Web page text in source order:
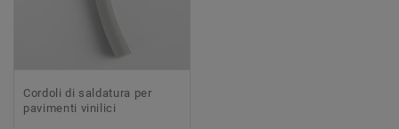
Cordoli di saldatura per
pavimenti vinilici